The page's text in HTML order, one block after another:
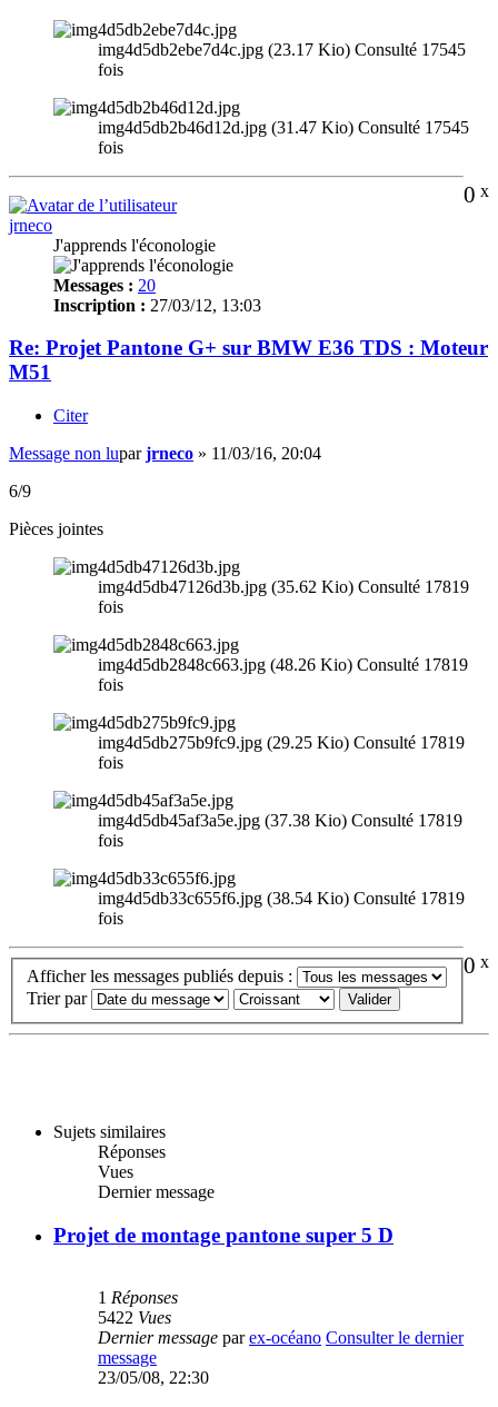
img4d5db2ebe7d4c.jpg (23.17 Kio) Consulté 17545
fois
img4d5db2b46d12d.jpg (31.47 Kio) Consulté 17545
fois
0 x
jrneco
J'apprends l'éconologie
Messages : 20
Inscription : 27/03/12, 13:03
Re: Projet Pantone G+ sur BMW E36 TDS : Moteur
M51
Citer
Message non luparjrneco » 11/03/16, 20:04
6/9
Pièces jointes
img4d5db47126d3b.jpg (35.62 Kio) Consulté 17819
fois
img4d5db2848c663.jpg (48.26 Kio) Consulté 17819
fois
img4d5db275b9fc9.jpg (29.25 Kio) Consulté 17819
fois
img4d5db45af3a5e.jpg (37.38 Kio) Consulté 17819
fois
img4d5db33c655f6.jpg (38.54 Kio) Consulté 17819
fois
0 x
Afficher les messages publiés depuis :
Trier par
Sujets similaires
Réponses
Vues
Dernier message
Projet de montage pantone super 5 D
1 Réponses
5422 Vues
Dernier message parex-océano Consulter le dernier
message
23/05/08, 22:30